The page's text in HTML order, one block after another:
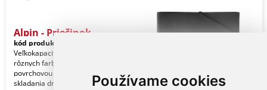
Používame cookies
Alpin - Priečinok
kód produktu:
Veľkokapacitná zložka s gumičkou, v
rôznych farbách, s priesvitnou
povrchovou úpravou a systémom
skladania držkami. Ref: